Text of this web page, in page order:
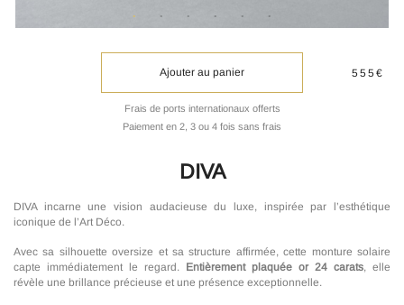
Ajouter au panier
Frais de ports internationaux offerts
Paiement en 2, 3 ou 4 fois sans frais
555€
DIVA
DIVA incarne une vision audacieuse du luxe, inspirée par l’esthétique
iconique de l’Art Déco.
Avec sa silhouette oversize et sa structure affirmée, cette monture solaire
capte immédiatement le regard. Entièrement plaquée or 24 carats, elle
révèle une brillance précieuse et une présence exceptionnelle.